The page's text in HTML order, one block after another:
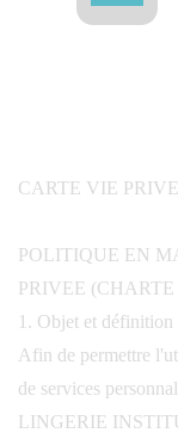
CARTE VIE
POLITIQUE EN
PRIVEE
1. Objet et définition
Afin de permettre
de services
LINGERIE